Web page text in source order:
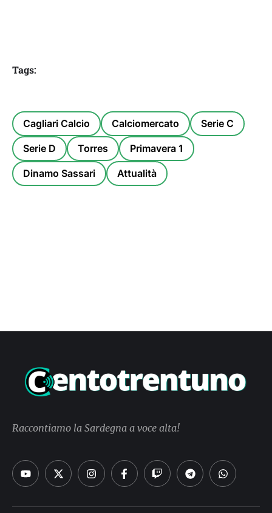
Tags:
Cagliari Calcio Calciomercato Serie C
Serie D Torres Primavera 1
Dinamo Sassari Attualità
Raccontiamo la Sardegna a voce alta!